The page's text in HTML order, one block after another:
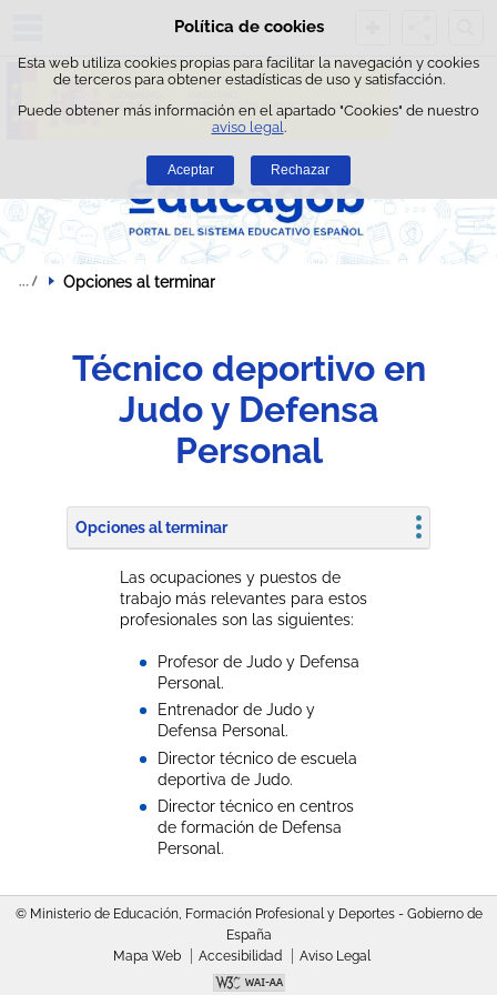
Política de cookies
Esta web utiliza cookies propias para facilitar la navegación y cookies
de terceros para obtener estadísticas de uso y satisfacción.
Puede obtener más información en el apartado "Cookies" de nuestro
aviso legal .
Aceptar Rechazar
Saltar al contenido
Opciones al terminar
Técnico deportivo en
Judo y Defensa
Personal
Opciones al terminar
Las ocupaciones y puestos de
trabajo más relevantes para estos
profesionales son las siguientes:
Profesor de Judo y Defensa
Personal.
Entrenador de Judo y
Defensa Personal.
Director técnico de escuela
deportiva de Judo.
Director técnico en centros
de formación de Defensa
Personal.
© Ministerio de Educación, Formación Profesional y Deportes - Gobierno de
España
Mapa Web
Accesibilidad Aviso Legal